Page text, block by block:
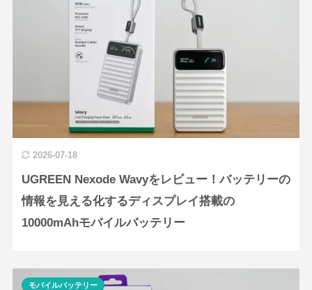
2026-07-18
UGREEN Nexode Wavyをレビュー！バッテリーの
情報を見える化するディスプレイ搭載の
10000mAhモバイルバッテリー
モバイルバッテリー